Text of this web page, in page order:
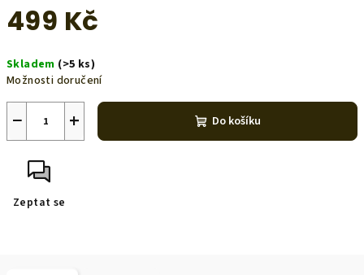
499 Kč
cena:
Skladem (>5 ks)
Možnosti doručení
+
− Do košíku
Zeptat se